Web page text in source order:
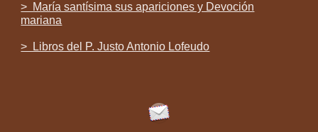
> María santísima sus apariciones y Devoción
mariana
> Libros del P. Justo Antonio Lofeudo